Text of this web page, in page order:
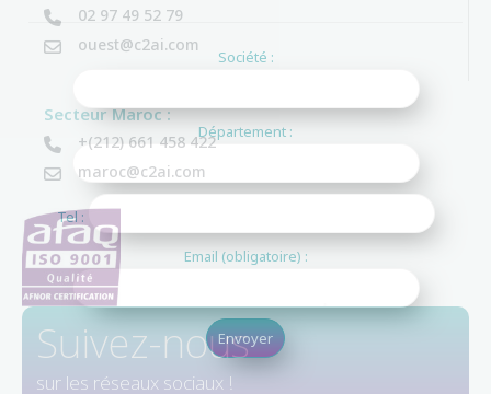
02 97 49 52 79
ouest@c2ai.com
Secteur Maroc :
+(212) 661 458 422
maroc@c2ai.com
Suivez-nous
sur les réseaux sociaux !
Société :
Département :
Tel :
Email (obligatoire) :